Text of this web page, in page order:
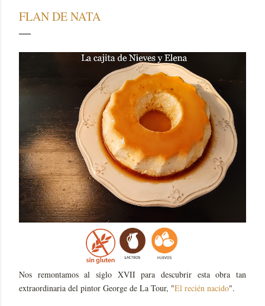
FLAN DE NATA
Nos remontamos al siglo XVII para descubrir esta obra tan
extraordinaria del pintor George de La Tour, "El recién nacido".